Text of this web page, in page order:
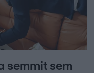
semmit sem